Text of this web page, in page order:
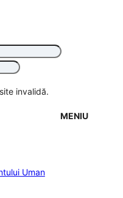
invalidă.
MENIU
Uman